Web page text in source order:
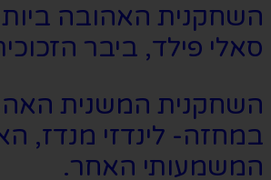
השחקנית האהובה
סאלי פילד, ביבר
השחקנית המשנית
במחזה- לינדזי מנדז,
המשמעותי האחר.